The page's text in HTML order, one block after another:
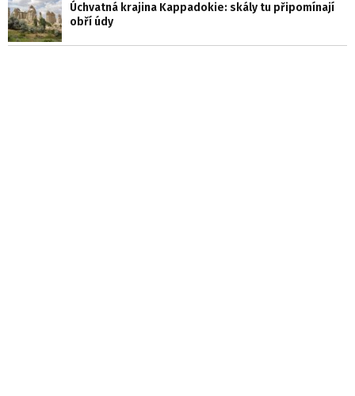
Úchvatná krajina Kappadokie: skály tu připomínají
obří údy